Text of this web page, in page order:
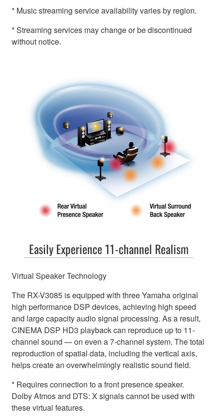
* Music streaming service availability varies by region.
* Streaming services may change or be discontinued
without notice.
Easily Experience 11-channel Realism
Virtual Speaker Technology
The RX-V3085 is equipped with three Yamaha original
high performance DSP devices, achieving high speed
and large capacity audio signal processing. As a result,
CINEMA DSP HD3 playback can reproduce up to 11-
channel sound — on even a 7-channel system. The total
reproduction of spatial data, including the vertical axis,
helps create an overwhelmingly realistic sound field.
* Requires connection to a front presence speaker.
Dolby Atmos and DTS: X signals cannot be used with
these virtual features.